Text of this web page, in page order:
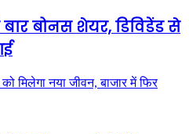
बोनस शेयर, डिविडेंड से
मिलेगा नया जीवन, बाजार में फिर